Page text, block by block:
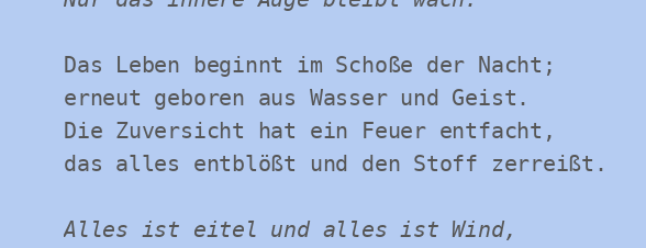
Das Leben beginnt im Schoße der Nacht;
erneut geboren aus Wasser und Geist.
Die Zuversicht hat ein Feuer entfacht,
das alles entblößt und den Stoff zerreißt.
Alles ist eitel und alles ist Wind,